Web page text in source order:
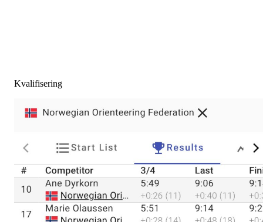
Kvalifisering